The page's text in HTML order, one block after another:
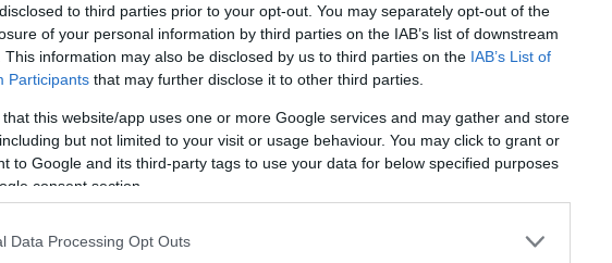
to third parties prior to your opt-out. You may separately opt-out of the
of your personal information by third parties on the IAB’s list of downstream
This information may also be disclosed by us to third parties on the IAB’s List of
Participants that may further disclose it to other third parties.
that this website/app uses one or more Google services and may gather and store
but not limited to your visit or usage behaviour. You may click to grant or
to Google and its third-party tags to use your data for below specified purposes
consent section.
Data Processing Opt Outs